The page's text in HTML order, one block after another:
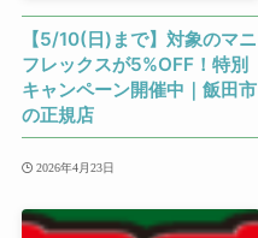
【5/10(日)まで】対象のマニ
フレックスが5%OFF！特別
キャンペーン開催中｜飯田市
の正規店
2026年4月23日